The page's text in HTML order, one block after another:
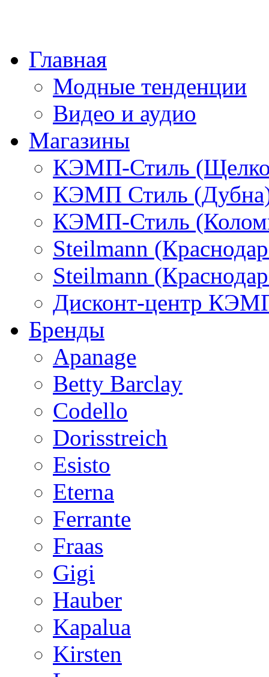
Главная
Модные тенденции
Видео и аудио
Магазины
КЭМП-Стиль
КЭМП Стиль
КЭМП-Стиль
Steilmann
Steilmann
Дисконт-центр
Бренды
Apanage
Betty Barclay
Codello
Dorisstreich
Esisto
Eterna
Ferrante
Fraas
Gigi
Hauber
Kapalua
Kirsten